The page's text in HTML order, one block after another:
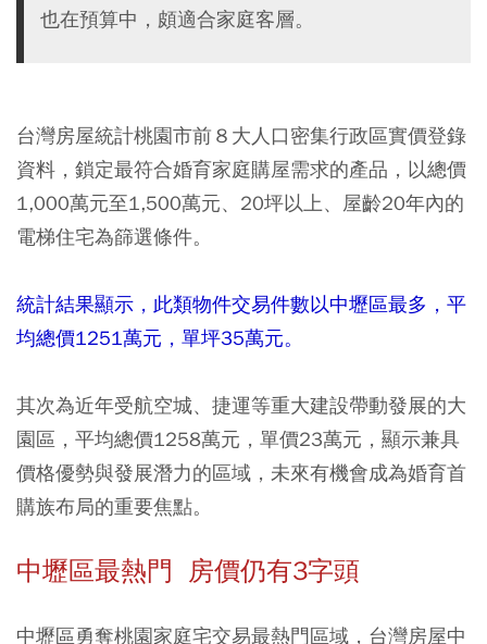
也在預算中，頗適合家庭客層。
台灣房屋統計桃園市前８大人口密集行政區實價登錄
資料，鎖定最符合婚育家庭購屋需求的產品，以總價
1,000萬元至1,500萬元、20坪以上、屋齡20年內的
電梯住宅為篩選條件。
統計結果顯示，此類物件交易件數以中壢區最多，平
均總價1251萬元，單坪35萬元。
其次為近年受航空城、捷運等重大建設帶動發展的大
園區，平均總價1258萬元，單價23萬元，顯示兼具
價格優勢與發展潛力的區域，未來有機會成為婚育首
購族布局的重要焦點。
中壢區最熱門 房價仍有3字頭
中壢區勇奪桃園家庭宅交易最熱門區域，台灣房屋中